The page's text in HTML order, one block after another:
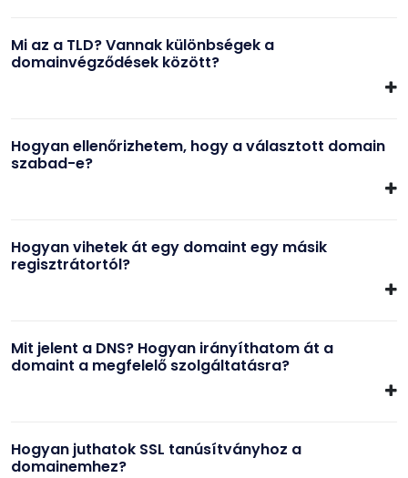
Mi az a TLD? Vannak különbségek a
domainvégződések között?
Hogyan ellenőrizhetem, hogy a választott domain
szabad-e?
Hogyan vihetek át egy domaint egy másik
regisztrátortól?
Mit jelent a DNS? Hogyan irányíthatom át a
domaint a megfelelő szolgáltatásra?
Hogyan juthatok SSL tanúsítványhoz a
domainemhez?